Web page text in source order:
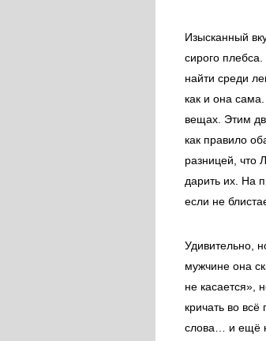
Изысканный
сирого
найти среди
как и она
вещах. Этим
как правило
разницей, что
дарить их. На
если не
Удивительно,
мужчине она
не касается»,
кричать во
слова… и ещё